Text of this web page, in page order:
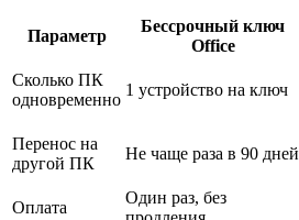
Параметр
Бессрочный ключ
Office
Сколько ПК
одновременно
1 устройство на ключ
Перенос на
другой ПК
Не чаще раза в 90 дней
Оплата
Один раз, без